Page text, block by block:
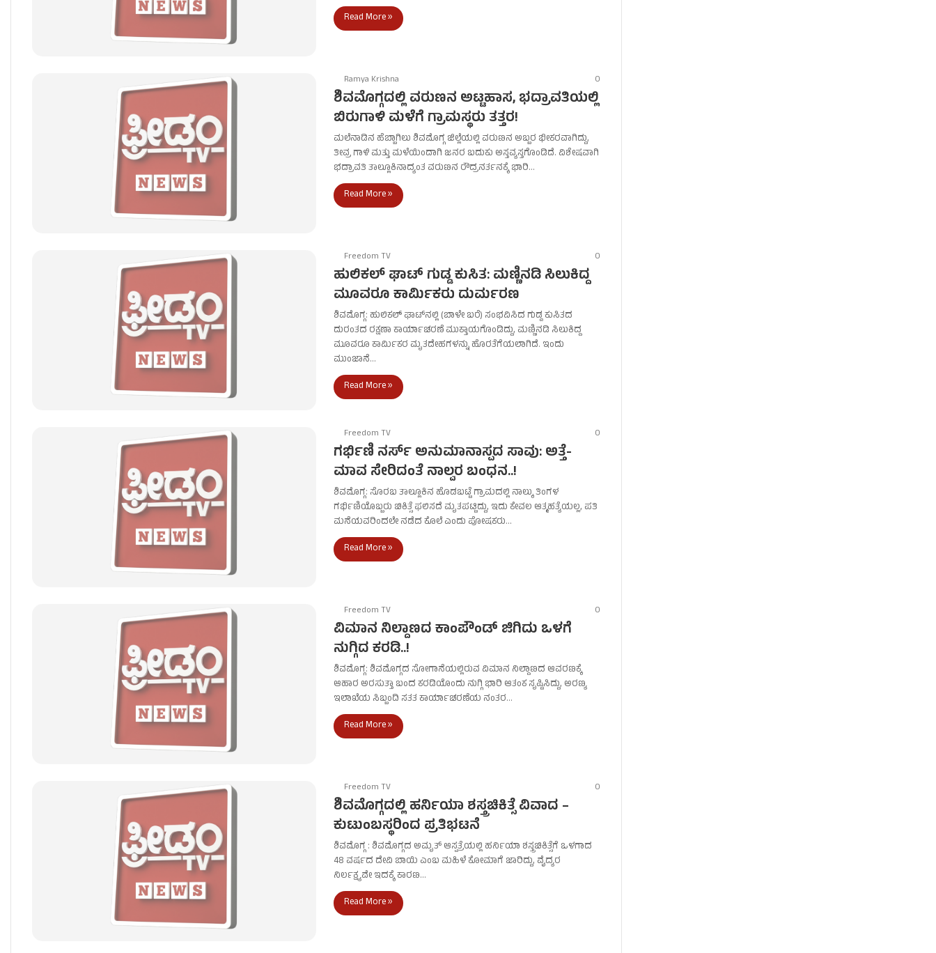
Read More »
Ramya Krishna 0
ಶಿವಮೊಗ್ಗದಲ್ಲಿ ವರುಣನ ಅಟ್ಟಹಾಸ, ಭದ್ರಾವತಿಯಲ್ಲಿ
ಬಿರುಗಾಳಿ ಮಳೆಗೆ ಗ್ರಾಮಸ್ಥರು ತತ್ತರ!
ಮಲೆನಾಡಿನ ಹೆಬ್ಬಾಗಿಲು ಶಿವಮೊಗ್ಗ ಜಿಲ್ಲೆಯಲ್ಲಿ ವರುಣನ ಅಬ್ಬರ ಭೀಕರವಾಗಿದ್ದು,
ತೀವ್ರ ಗಾಳಿ ಮತ್ತು ಮಳೆಯಿಂದಾಗಿ ಜನರ ಬದುಕು ಅಸ್ತವ್ಯಸ್ತಗೊಂಡಿದೆ. ವಿಶೇಷವಾಗಿ
ಭದ್ರಾವತಿ ತಾಲ್ಲೂಕಿನಾದ್ಯಂತ ವರುಣನ ರೌದ್ರನರ್ತನಕ್ಕೆ ಭಾರಿ…
Read More »
Freedom TV 0
ಹುಲಿಕಲ್ ಘಾಟ್ ಗುಡ್ಡ ಕುಸಿತ: ಮಣ್ಣಿನಡಿ ಸಿಲುಕಿದ್ದ
ಮೂವರೂ ಕಾರ್ಮಿಕರು ದುರ್ಮರಣ
ಶಿವಮೊಗ್ಗ: ಹುಲಿಕಲ್ ಘಾಟ್‌ನಲ್ಲಿ (ಬಾಳೇ ಬರೆ) ಸಂಭವಿಸಿದ ಗುಡ್ಡ ಕುಸಿತದ
ದುರಂತದ ರಕ್ಷಣಾ ಕಾರ್ಯಾಚರಣೆ ಮುಕ್ತಾಯಗೊಂಡಿದ್ದು, ಮಣ್ಣಿನಡಿ ಸಿಲುಕಿದ್ದ
ಮೂವರೂ ಕಾರ್ಮಿಕರ ಮೃತದೇಹಗಳನ್ನು ಹೊರತೆಗೆಯಲಾಗಿದೆ. ಇಂದು
ಮುಂಜಾನೆ…
Read More »
Freedom TV 0
ಗರ್ಭಿಣಿ ನರ್ಸ್ ಅನುಮಾನಾಸ್ಪದ ಸಾವು: ಅತ್ತೆ-
ಮಾವ ಸೇರಿದಂತೆ ನಾಲ್ವರ ಬಂಧನ..!
ಶಿವಮೊಗ್ಗ: ಸೊರಬ ತಾಲ್ಲೂಕಿನ ಹೊಡಬಟ್ಟೆ ಗ್ರಾಮದಲ್ಲಿ ನಾಲ್ಕು ತಿಂಗಳ
ಗರ್ಭಿಣಿಯೊಬ್ಬರು ಚಿಕಿತ್ಸೆ ಫಲಿಸದೆ ಮೃತಪಟ್ಟಿದ್ದು, ಇದು ಕೇವಲ ಆತ್ಮಹತ್ಯೆಯಲ್ಲ, ಪತಿ
ಮನೆಯವರಿಂದಲೇ ನಡೆದ ಕೊಲೆ ಎಂದು ಪೋಷಕರು…
Read More »
Freedom TV 0
ವಿಮಾನ ನಿಲ್ದಾಣದ ಕಾಂಪೌಂಡ್ ಜಿಗಿದು ಒಳಗೆ
ನುಗ್ಗಿದ ಕರಡಿ..!
ಶಿವಮೊಗ್ಗ: ಶಿವಮೊಗ್ಗದ ಸೋಗಾನೆಯಲ್ಲಿರುವ ವಿಮಾನ ನಿಲ್ದಾಣದ ಆವರಣಕ್ಕೆ
ಆಹಾರ ಅರಸುತ್ತಾ ಬಂದ ಕರಡಿಯೊಂದು ನುಗ್ಗಿ ಭಾರಿ ಆತಂಕ ಸೃಷ್ಟಿಸಿದ್ದು, ಅರಣ್ಯ
ಇಲಾಖೆಯ ಸಿಬ್ಬಂದಿ ಸತತ ಕಾರ್ಯಾಚರಣೆಯ ನಂತರ…
Read More »
Freedom TV 0
ಶಿವಮೊಗ್ಗದಲ್ಲಿ ಹರ್ನಿಯಾ ಶಸ್ತ್ರಚಿಕಿತ್ಸೆ ವಿವಾದ –
ಕುಟುಂಬಸ್ಥರಿಂದ ಪ್ರತಿಭಟನೆ
ಶಿವಮೊಗ್ಗ : ಶಿವಮೊಗ್ಗದ ಅಮೃತ್ ಆಸ್ಪತ್ರೆಯಲ್ಲಿ ಹರ್ನಿಯಾ ಶಸ್ತ್ರಚಿಕಿತ್ಸೆಗೆ ಒಳಗಾದ
48 ವರ್ಷದ ದೇವಿ ಬಾಯಿ ಎಂಬ ಮಹಿಳೆ ಕೋಮಾಗೆ ಜಾರಿದ್ದು, ವೈದ್ಯರ
ನಿರ್ಲಕ್ಷ್ಯವೇ ಇದಕ್ಕೆ ಕಾರಣ…
Read More »